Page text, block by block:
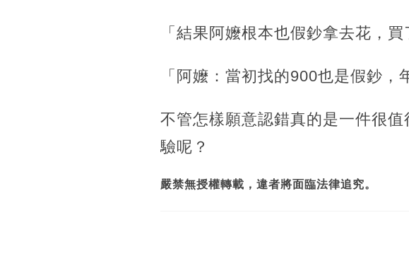
「結果阿嬤根本也假鈔拿去花，
「阿嬤：當初找的900也是假鈔，
不管怎樣願意認錯真的是一件很
驗呢？
嚴禁無授權轉載，違者將面臨法律追究。